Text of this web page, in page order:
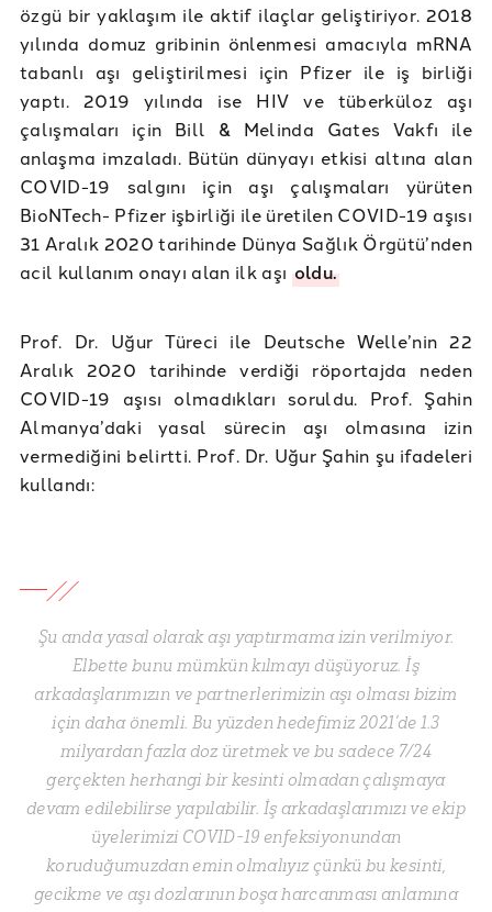
özgü bir yaklaşım ile aktif ilaçlar geliştiriyor. 2018
yılında domuz gribinin önlenmesi amacıyla mRNA
tabanlı aşı geliştirilmesi için Pfizer ile iş birliği
yaptı. 2019 yılında ise HIV ve tüberküloz aşı
çalışmaları için Bill & Melinda Gates Vakfı ile
anlaşma imzaladı. Bütün dünyayı etkisi altına alan
COVID-19 salgını için aşı çalışmaları yürüten
BioNTech- Pfizer işbirliği ile üretilen COVID-19 aşısı
31 Aralık 2020 tarihinde Dünya Sağlık Örgütü’nden
acil kullanım onayı alan ilk aşı oldu.
Prof. Dr. Uğur Türeci ile Deutsche Welle’nin 22
Aralık 2020 tarihinde verdiği röportajda neden
COVID-19 aşısı olmadıkları soruldu. Prof. Şahin
Almanya’daki yasal sürecin aşı olmasına izin
vermediğini belirtti. Prof. Dr. Uğur Şahin şu ifadeleri
kullandı:
Şu anda yasal olarak aşı yaptırmama izin verilmiyor.
Elbette bunu mümkün kılmayı düşüyoruz. İş
arkadaşlarımızın ve partnerlerimizin aşı olması bizim
için daha önemli. Bu yüzden hedefimiz 2021’de 1.3
milyardan fazla doz üretmek ve bu sadece 7/24
gerçekten herhangi bir kesinti olmadan çalışmaya
devam edilebilirse yapılabilir. İş arkadaşlarımızı ve ekip
üyelerimizi COVID-19 enfeksiyonundan
koruduğumuzdan emin olmalıyız çünkü bu kesinti,
gecikme ve aşı dozlarının boşa harcanması anlamına